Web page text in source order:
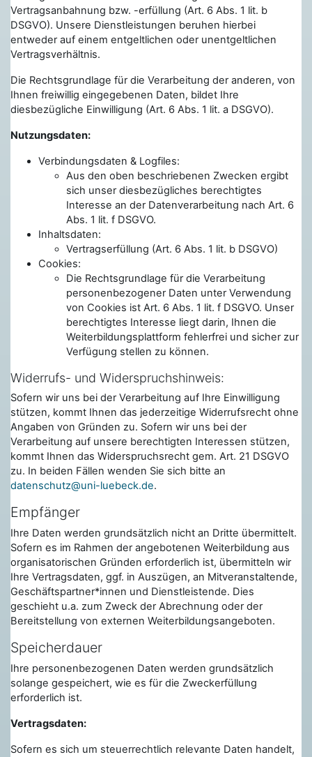
Vertragsanbahnung bzw. -erfüllung (Art. 6 Abs. 1 lit. b
DSGVO). Unsere Dienstleistungen beruhen hierbei
entweder auf einem entgeltlichen oder unentgeltlichen
Vertragsverhältnis.
Die Rechtsgrundlage für die Verarbeitung der anderen, von
Ihnen freiwillig eingegebenen Daten, bildet Ihre
diesbezügliche Einwilligung (Art. 6 Abs. 1 lit. a DSGVO).
Nutzungsdaten:
Verbindungsdaten & Logfiles:
Aus den oben beschriebenen Zwecken ergibt
sich unser diesbezügliches berechtigtes
Interesse an der Datenverarbeitung nach Art. 6
Abs. 1 lit. f DSGVO.
Inhaltsdaten:
Vertragserfüllung (Art. 6 Abs. 1 lit. b DSGVO)
Cookies:
Die Rechtsgrundlage für die Verarbeitung
personenbezogener Daten unter Verwendung
von Cookies ist Art. 6 Abs. 1 lit. f DSGVO. Unser
berechtigtes Interesse liegt darin, Ihnen die
Weiterbildungsplattform fehlerfrei und sicher zur
Verfügung stellen zu können.
Widerrufs- und Widerspruchshinweis:
Sofern wir uns bei der Verarbeitung auf Ihre Einwilligung
stützen, kommt Ihnen das jederzeitige Widerrufsrecht ohne
Angaben von Gründen zu. Sofern wir uns bei der
Verarbeitung auf unsere berechtigten Interessen stützen,
kommt Ihnen das Widerspruchsrecht gem. Art. 21 DSGVO
zu. In beiden Fällen wenden Sie sich bitte an
datenschutz@uni-luebeck.de.
Empfänger
Ihre Daten werden grundsätzlich nicht an Dritte übermittelt.
Sofern es im Rahmen der angebotenen Weiterbildung aus
organisatorischen Gründen erforderlich ist, übermitteln wir
Ihre Vertragsdaten, ggf. in Auszügen, an Mitveranstaltende,
Geschäftspartner*innen und Dienstleistende. Dies
geschieht u.a. zum Zweck der Abrechnung oder der
Bereitstellung von externen Weiterbildungsangeboten.
Speicherdauer
Ihre personenbezogenen Daten werden grundsätzlich
solange gespeichert, wie es für die Zweckerfüllung
erforderlich ist.
Vertragsdaten:
Sofern es sich um steuerrechtlich relevante Daten handelt,